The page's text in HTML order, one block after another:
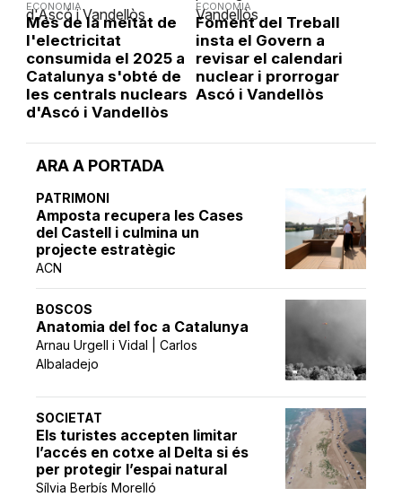
ARA A PORTADA
PATRIMONI
Amposta recupera les Cases
del Castell i culmina un
projecte estratègic
ACN
BOSCOS
Anatomia del foc a Catalunya
Arnau Urgell i Vidal | Carlos
Albaladejo
SOCIETAT
Els turistes accepten limitar
l’accés en cotxe al Delta si és
per protegir l’espai natural
Sílvia Berbís Morelló
ECONOMIA
Més de la meitat de
l'electricitat
consumida el 2025 a
Catalunya s'obté de
les centrals nuclears
d'Ascó i Vandellòs
ECONOMIA
Foment del Treball
insta el Govern a
revisar el calendari
nuclear i prorrogar
Ascó i Vandellòs